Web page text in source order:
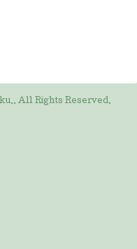
. All Rights Reserved.